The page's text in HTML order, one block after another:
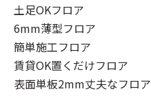
土足OKフロア
6mm薄型フロア
簡単施工フロア
賃貸OK置くだけフロア
表面単板2mm丈夫なフロア